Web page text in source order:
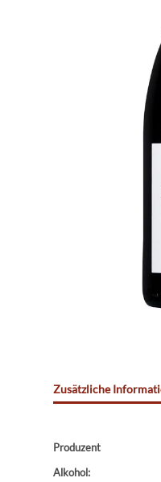
Zusätzliche
Produzent
Alkohol: